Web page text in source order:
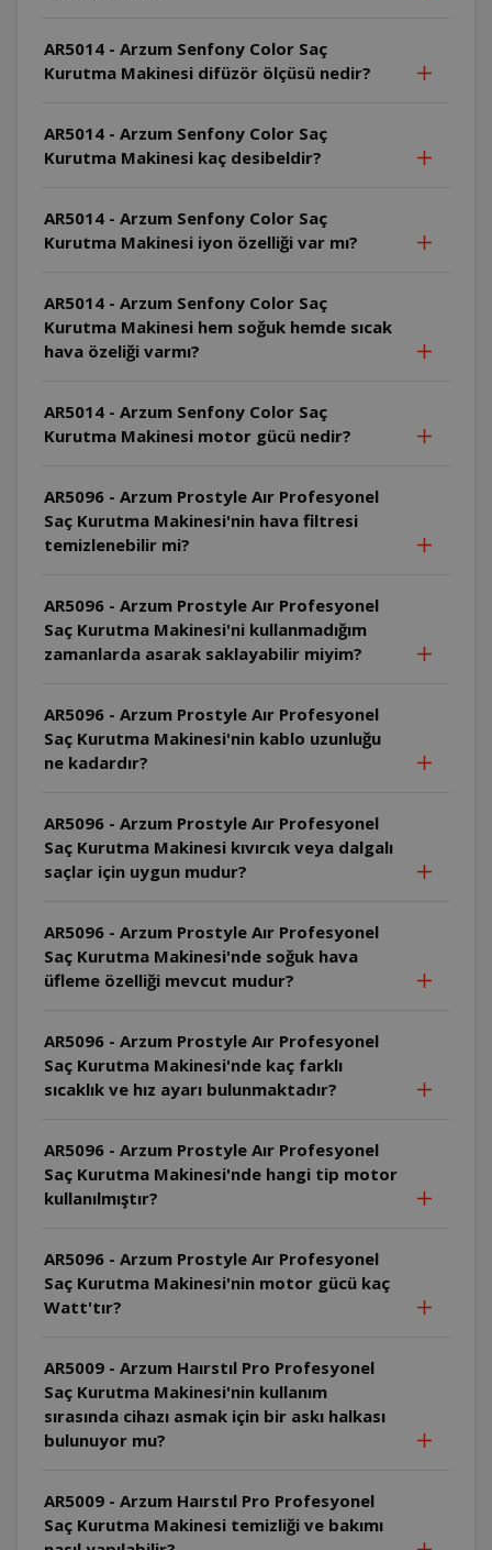
AR5014 - Arzum Senfony Color Saç
Kurutma Makinesi difüzör ölçüsü nedir?
AR5014 - Arzum Senfony Color Saç
Kurutma Makinesi kaç desibeldir?
AR5014 - Arzum Senfony Color Saç
Kurutma Makinesi iyon özelliği var mı?
AR5014 - Arzum Senfony Color Saç
Kurutma Makinesi hem soğuk hemde sıcak
hava özeliği varmı?
AR5014 - Arzum Senfony Color Saç
Kurutma Makinesi motor gücü nedir?
AR5096 - Arzum Prostyle Aır Profesyonel
Saç Kurutma Makinesi'nin hava filtresi
temizlenebilir mi?
AR5096 - Arzum Prostyle Aır Profesyonel
Saç Kurutma Makinesi'ni kullanmadığım
zamanlarda asarak saklayabilir miyim?
AR5096 - Arzum Prostyle Aır Profesyonel
Saç Kurutma Makinesi'nin kablo uzunluğu
ne kadardır?
AR5096 - Arzum Prostyle Aır Profesyonel
Saç Kurutma Makinesi kıvırcık veya dalgalı
saçlar için uygun mudur?
AR5096 - Arzum Prostyle Aır Profesyonel
Saç Kurutma Makinesi'nde soğuk hava
üfleme özelliği mevcut mudur?
AR5096 - Arzum Prostyle Aır Profesyonel
Saç Kurutma Makinesi'nde kaç farklı
sıcaklık ve hız ayarı bulunmaktadır?
AR5096 - Arzum Prostyle Aır Profesyonel
Saç Kurutma Makinesi'nde hangi tip motor
kullanılmıştır?
AR5096 - Arzum Prostyle Aır Profesyonel
Saç Kurutma Makinesi'nin motor gücü kaç
Watt'tır?
AR5009 - Arzum Haırstıl Pro Profesyonel
Saç Kurutma Makinesi'nin kullanım
sırasında cihazı asmak için bir askı halkası
bulunuyor mu?
AR5009 - Arzum Haırstıl Pro Profesyonel
Saç Kurutma Makinesi temizliği ve bakımı